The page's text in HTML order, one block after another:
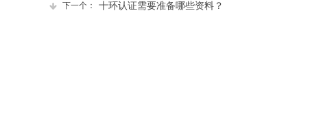
下一个： 十环认证需要准备哪些资料？